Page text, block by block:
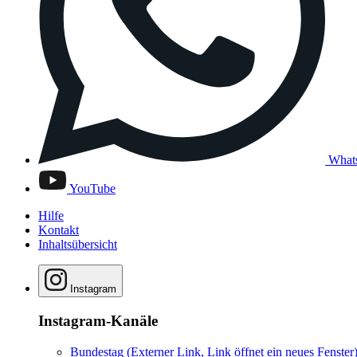
YouTube
Hilfe
Kontakt
Inhaltsübersicht
Instagram
Instagram-Kanäle
Bundestag (Externer Link, Link öffnet ein neues Fenster)